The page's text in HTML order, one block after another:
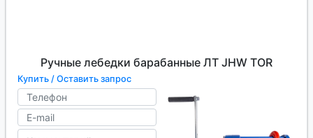
Ручные лебедки барабанные ЛТ JHW TOR
Купить / Оставить запрос